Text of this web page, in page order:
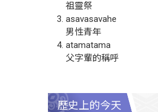
祖靈祭
asavasavahe
男性青年
atamatama
父字輩的稱呼
歷史上的今天